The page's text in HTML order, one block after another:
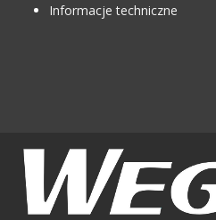
Informacje techniczne